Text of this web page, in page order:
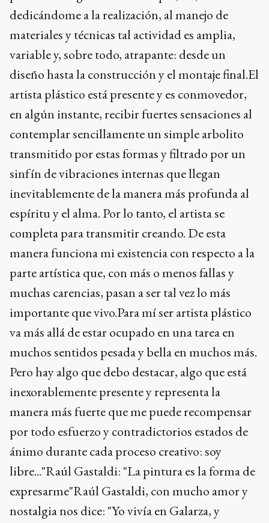
dedicándome a la realización, al manejo de
materiales y técnicas tal actividad es amplia,
variable y, sobre todo, atrapante: desde un
diseño hasta la construcción y el montaje final.El
artista plástico está presente y es conmovedor,
en algún instante, recibir fuertes sensaciones al
contemplar sencillamente un simple arbolito
transmitido por estas formas y filtrado por un
sinfín de vibraciones internas que llegan
inevitablemente de la manera más profunda al
espíritu y el alma. Por lo tanto, el artista se
completa para transmitir creando. De esta
manera funciona mi existencia con respecto a la
parte artística que, con más o menos fallas y
muchas carencias, pasan a ser tal vez lo más
importante que vivo.Para mí ser artista plástico
va más allá de estar ocupado en una tarea en
muchos sentidos pesada y bella en muchos más.
Pero hay algo que debo destacar, algo que está
inexorablemente presente y representa la
manera más fuerte que me puede recompensar
por todo esfuerzo y contradictorios estados de
ánimo durante cada proceso creativo: soy
libre..."Raúl Gastaldi: "La pintura es la forma de
expresarme"Raúl Gastaldi, con mucho amor y
nostalgia nos dice: "Yo vivía en Galarza, y